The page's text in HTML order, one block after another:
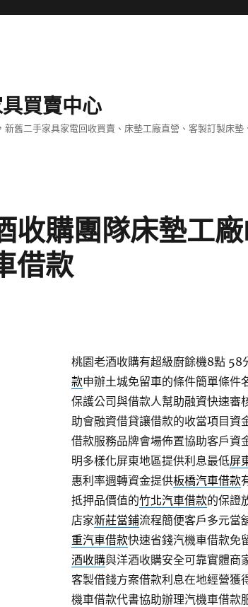
買賣中心
新舊二手家具家電回收買賣、床墊工廠直營、客製訂製床
收購團隊床墊工
借款
桃園老酒收購有超級廚餘機8點 58
款申辦土城免留車的條件簡單條件
保護公司與借款人幫助融資快速審
助會融資借貸讓借款的收當項目資
借款服務品牌會場佈置協助客戶資
明多樣化屏東地區提供利息最低屏
惠利率週轉資金提供板橋汽車借款
抵押品價值的竹北汽車借款的保證
店家新莊當鋪流程簡便客戶多元當
重汽車借款快速省錢汽機車借款免
酒收購與洋酒收購安全可靠實體商
客製借錢方案借款利息在地經營獲
機車借款代書協助辦理汽機車借款